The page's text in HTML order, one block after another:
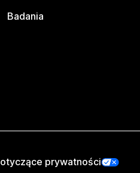
Badania
prywatności